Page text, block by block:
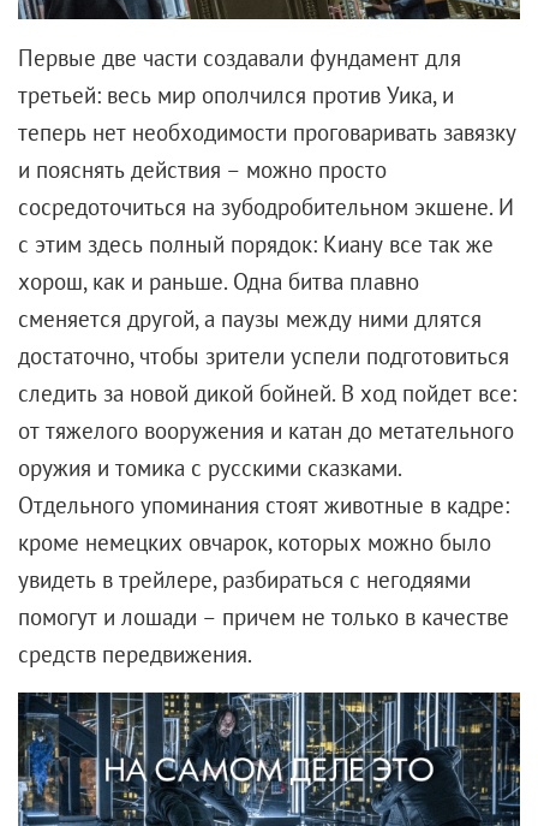
комедии («Король вечеринок»), хорроре («Ужас
Амитивилля»), боевике («Козырные тузы»). Лучше
всего ему удалась романтическая комедия.
«Предложение», где он сыграл на пару сСандрой
Буллок, стало хитом — его до сих пор смотрят на
девичниках, и крутят нон-стоп в маникюрных
салонах.
Роль дамского угодника была актеру к лицу —
него не было, все слышали про его помолвку с
Аланис Мориссетт (после их разрыва певица
написала балладу Torch с пронзительно-интимными